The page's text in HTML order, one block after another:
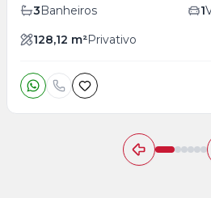
3Banheiros 1
128,12 m²Privativo